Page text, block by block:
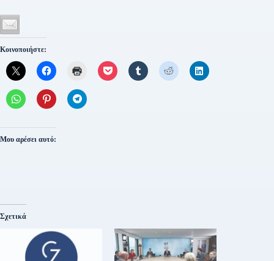
Κοινοποιήστε:
Μου αρέσει αυτό:
Σχετικά